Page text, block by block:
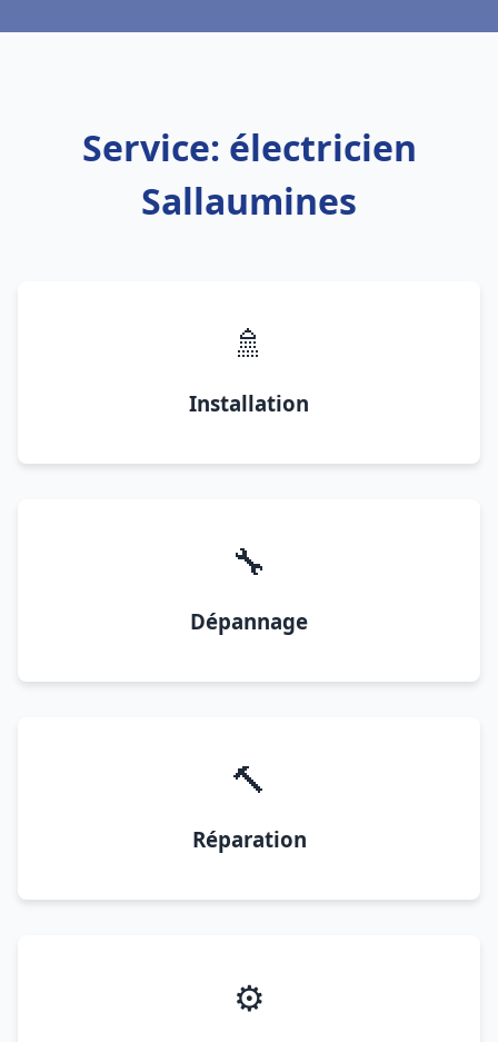
Service: électricien
Sallaumines
🚿
Installation
🔧
Dépannage
🔨
Réparation
⚙️